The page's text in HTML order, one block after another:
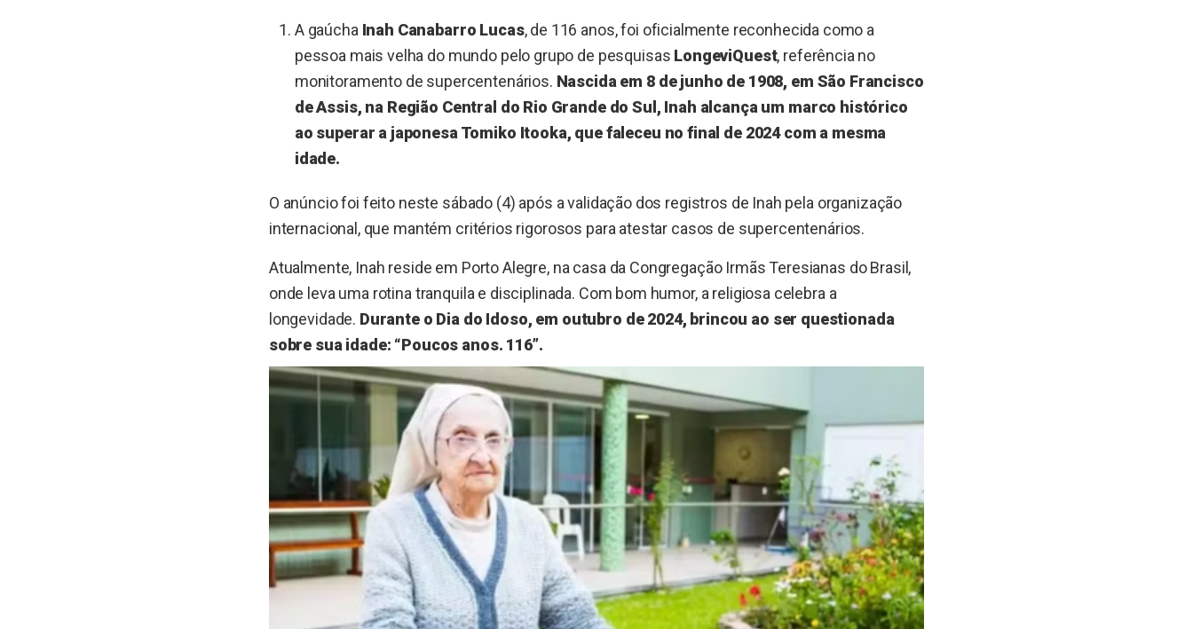
A gaúcha Inah Canabarro Lucas, de 116 anos, foi oficialmente reconhecida como a
pessoa mais velha do mundo pelo grupo de pesquisas LongeviQuest, referência no
monitoramento de supercentenários. Nascida em 8 de junho de 1908, em São Francisco
de Assis, na Região Central do Rio Grande do Sul, Inah alcança um marco histórico
ao superar a japonesa Tomiko Itooka, que faleceu no final de 2024 com a mesma
idade.
O anúncio foi feito neste sábado (4) após a validação dos registros de Inah pela organização
internacional, que mantém critérios rigorosos para atestar casos de supercentenários.
Atualmente, Inah reside em Porto Alegre, na casa da Congregação Irmãs Teresianas do Brasil,
onde leva uma rotina tranquila e disciplinada. Com bom humor, a religiosa celebra a
longevidade. Durante o Dia do Idoso, em outubro de 2024, brincou ao ser questionada
sobre sua idade: “Poucos anos. 116”.